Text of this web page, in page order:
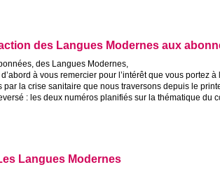
des Langues Modernes aux
des Langues Modernes,
à vous remercier pour l’intérêt que vous portez à
la crise sanitaire que nous traversons depuis le
: les deux numéros planifiés sur la thématique du
Langues Modernes